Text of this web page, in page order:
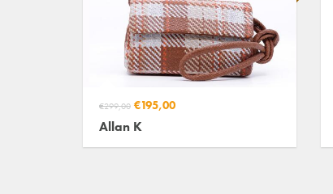
€299,00 €195,00
Allan K